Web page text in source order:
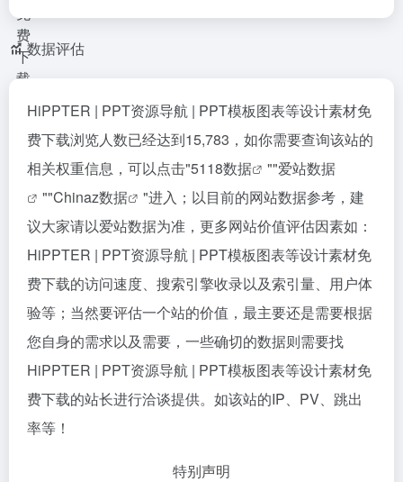
数据评估
HiPPTER | PPT资源导航 | PPT模板图表等设计素材免
费下载浏览人数已经达到15,783，如你需要查询该站的
相关权重信息，可以点击"5118数据 ""爱站数据
""Chinaz数据
"进入；以目前的网站数据参考，建
议大家请以爱站数据为准，更多网站价值评估因素如：
HiPPTER | PPT资源导航 | PPT模板图表等设计素材免
费下载的访问速度、搜索引擎收录以及索引量、用户体
验等；当然要评估一个站的价值，最主要还是需要根据
您自身的需求以及需要，一些确切的数据则需要找
HiPPTER | PPT资源导航 | PPT模板图表等设计素材免
费下载的站长进行洽谈提供。如该站的IP、PV、跳出
率等！
特别声明